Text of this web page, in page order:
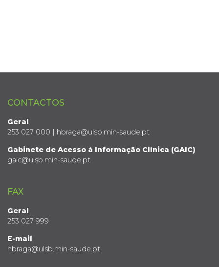
CONTACTOS
Geral
253 027 000 | hbraga@ulsb.min-saude.pt
Gabinete de Acesso à Informação Clínica (GAIC)
gaic@ulsb.min-saude.pt
FAX
Geral
253 027 999
E-mail
hbraga@ulsb.min-saude.pt